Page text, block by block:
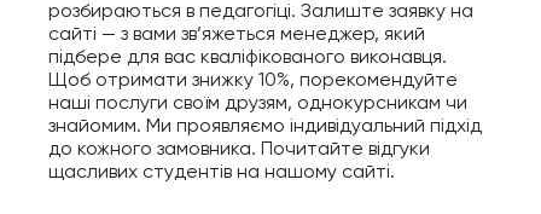
розбираються в педагогіці. Залиште заявку на
сайті — з вами зв’яжеться менеджер, який
підбере для вас кваліфікованого виконавця.
Щоб отримати знижку 10%, порекомендуйте
наші послуги своїм друзям, однокурсникам чи
знайомим. Ми проявляємо індивідуальний підхід
до кожного замовника. Почитайте відгуки
щасливих студентів на нашому сайті.